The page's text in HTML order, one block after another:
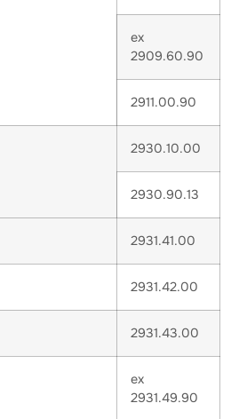
ex
2909.60.90
2911.00.90
2930.10.00
2930.90.13
2931.41.00
2931.42.00
2931.43.00
ex
2931.49.90